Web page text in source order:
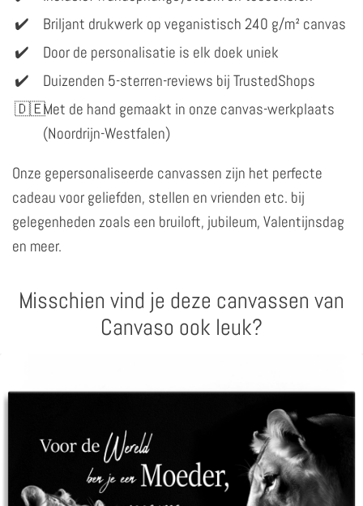
Briljant drukwerk op veganistisch 240 g/m² canvas
Door de personalisatie is elk doek uniek
Duizenden 5-sterren-reviews bij TrustedShops
Met de hand gemaakt in onze canvas-werkplaats
(Noordrijn-Westfalen)
Onze gepersonaliseerde canvassen zijn het perfecte
cadeau voor geliefden, stellen en vrienden etc. bij
gelegenheden zoals een bruiloft, jubileum, Valentijnsdag
en meer.
Misschien vind je deze canvassen van
Canvaso ook leuk?